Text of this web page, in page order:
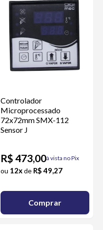
Controlador
Microprocessado
72x72mm SMX-112
Sensor J
R$ 473,00à vista no Pix
ou 12xde R$ 49,27
Comprar